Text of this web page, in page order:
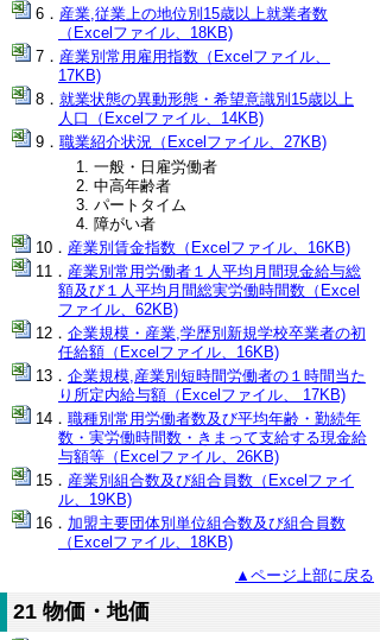
産業,従業上の地位別15歳以上就業者数
（Excelファイル、18KB)
産業別常用雇用指数（Excelファイル、
17KB)
就業状態の異動形態・希望意識別15歳以上
人口（Excelファイル、14KB)
職業紹介状況（Excelファイル、27KB)
一般・日雇労働者
中高年齢者
パートタイム
障がい者
産業別賃金指数（Excelファイル、16KB)
産業別常用労働者１人平均月間現金給与総
額及び１人平均月間総実労働時間数（Excel
ファイル、62KB)
企業規模・産業,学歴別新規学校卒業者の初
任給額（Excelファイル、16KB)
企業規模,産業別短時間労働者の１時間当た
り所定内給与額（Excelファイル、 17KB)
職種別常用労働者数及び平均年齢・勤続年
数・実労働時間数・きまって支給する現金給
与額等（Excelファイル、26KB)
産業別組合数及び組合員数（Excelファイ
ル、19KB)
加盟主要団体別単位組合数及び組合員数
（Excelファイル、18KB)
▲ページ上部に戻る
21 物価・地価